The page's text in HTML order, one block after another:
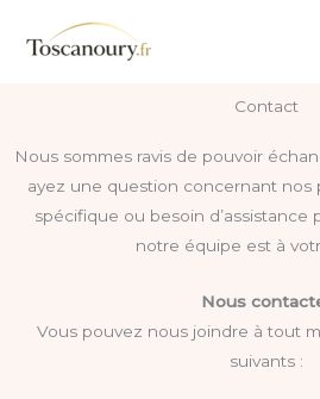
Contact
Nous sommes ravis de pouvoir
ayez une question concernant nos
spécifique ou besoin d’assistance
notre équipe est à
Nous
Vous pouvez nous joindre à tout
suivants :